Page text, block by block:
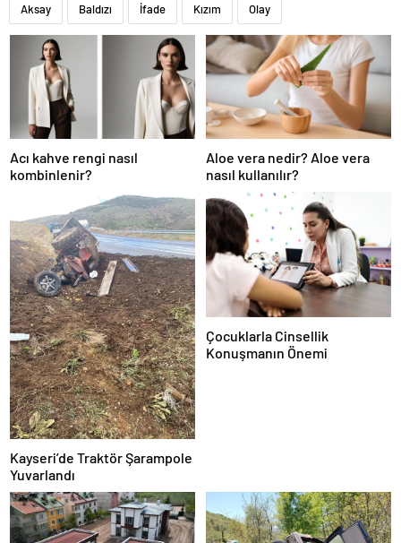
Aksay Baldızı İfade Kızım Olay
Acı kahve rengi nasıl
kombinlenir?
Aloe vera nedir? Aloe vera
nasıl kullanılır?
Kayseri’de Traktör Şarampole
Yuvarlandı
Çocuklarla Cinsellik
Konuşmanın Önemi